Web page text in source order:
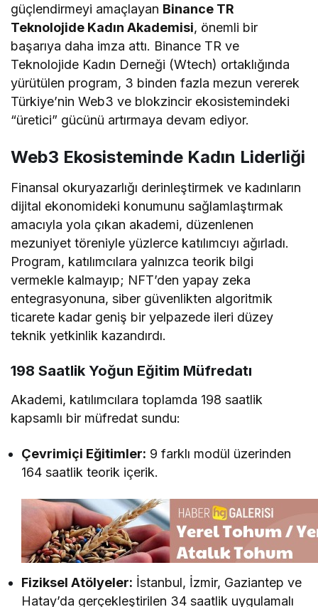
güçlendirmeyi amaçlayan Binance TR
Teknolojide Kadın Akademisi, önemli bir
başarıya daha imza attı. Binance TR ve
Teknolojide Kadın Derneği (Wtech) ortaklığında
yürütülen program, 3 binden fazla mezun vererek
Türkiye’nin Web3 ve blokzincir ekosistemindeki
“üretici” gücünü artırmaya devam ediyor.
Web3 Ekosisteminde Kadın Liderliği
Finansal okuryazarlığı derinleştirmek ve kadınların
dijital ekonomideki konumunu sağlamlaştırmak
amacıyla yola çıkan akademi, düzenlenen
mezuniyet töreniyle yüzlerce katılımcıyı ağırladı.
Program, katılımcılara yalnızca teorik bilgi
vermekle kalmayıp; NFT’den yapay zeka
entegrasyonuna, siber güvenlikten algoritmik
ticarete kadar geniş bir yelpazede ileri düzey
teknik yetkinlik kazandırdı.
198 Saatlik Yoğun Eğitim Müfredatı
Akademi, katılımcılara toplamda 198 saatlik
kapsamlı bir müfredat sundu:
Çevrimiçi Eğitimler: 9 farklı modül üzerinden
164 saatlik teorik içerik.
Fiziksel Atölyeler: İstanbul, İzmir, Gaziantep ve
Hatay’da gerçekleştirilen 34 saatlik uygulamalı